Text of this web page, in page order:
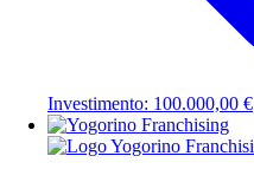
Investimento: 100.000,00 €